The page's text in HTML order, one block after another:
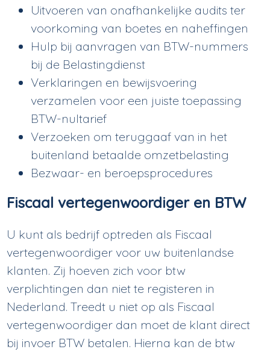
Uitvoeren van onafhankelijke audits ter
voorkoming van boetes en naheffingen
Hulp bij aanvragen van BTW-nummers
bij de Belastingdienst
Verklaringen en bewijsvoering
verzamelen voor een juiste toepassing
BTW-nultarief
Verzoeken om teruggaaf van in het
buitenland betaalde omzetbelasting
Bezwaar- en beroepsprocedures
Fiscaal vertegenwoordiger en BTW
U kunt als bedrijf optreden als Fiscaal
vertegenwoordiger voor uw buitenlandse
klanten. Zij hoeven zich voor btw
verplichtingen dan niet te registeren in
Nederland. Treedt u niet op als Fiscaal
vertegenwoordiger dan moet de klant direct
bij invoer BTW betalen. Hierna kan de btw